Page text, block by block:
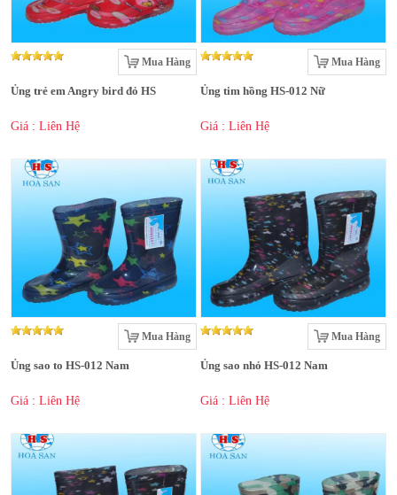
Mua Hàng
Ủng trẻ em Angry bird đỏ HS
Giá : Liên Hệ
Mua Hàng
Ủng tim hồng HS-012 Nữ
Giá : Liên Hệ
Mua Hàng
Ủng sao to HS-012 Nam
Giá : Liên Hệ
Mua Hàng
Ủng sao nhỏ HS-012 Nam
Giá : Liên Hệ